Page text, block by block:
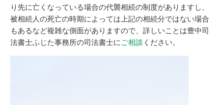
り先に亡くなっている場合の代襲相続の制度がありますし、
被相続人の死亡の時期によっては上記の相続分ではない場合
もあるなど複雑な側面がありますので、詳しいことは豊中司
法書士ふじた事務所の司法書士に ご相談 ください。